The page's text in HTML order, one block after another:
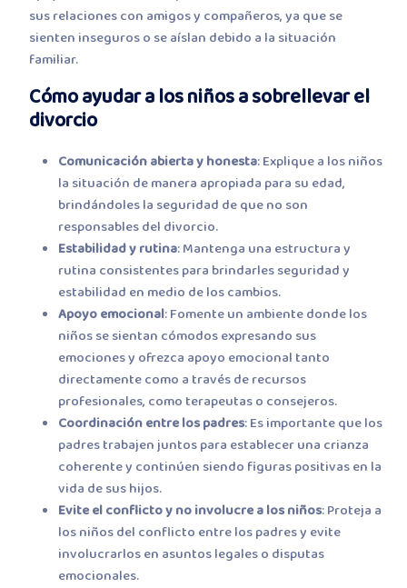
sus relaciones con amigos y compañeros, ya que se
sienten inseguros o se aíslan debido a la situación
familiar.
Cómo ayudar a los niños a sobrellevar el
divorcio
Comunicación abierta y honesta: Explique a los niños
la situación de manera apropiada para su edad,
brindándoles la seguridad de que no son
responsables del divorcio.
Estabilidad y rutina: Mantenga una estructura y
rutina consistentes para brindarles seguridad y
estabilidad en medio de los cambios.
Apoyo emocional: Fomente un ambiente donde los
niños se sientan cómodos expresando sus
emociones y ofrezca apoyo emocional tanto
directamente como a través de recursos
profesionales, como terapeutas o consejeros.
Coordinación entre los padres: Es importante que los
padres trabajen juntos para establecer una crianza
coherente y continúen siendo figuras positivas en la
vida de sus hijos.
Evite el conflicto y no involucre a los niños: Proteja a
los niños del conflicto entre los padres y evite
involucrarlos en asuntos legales o disputas
emocionales.